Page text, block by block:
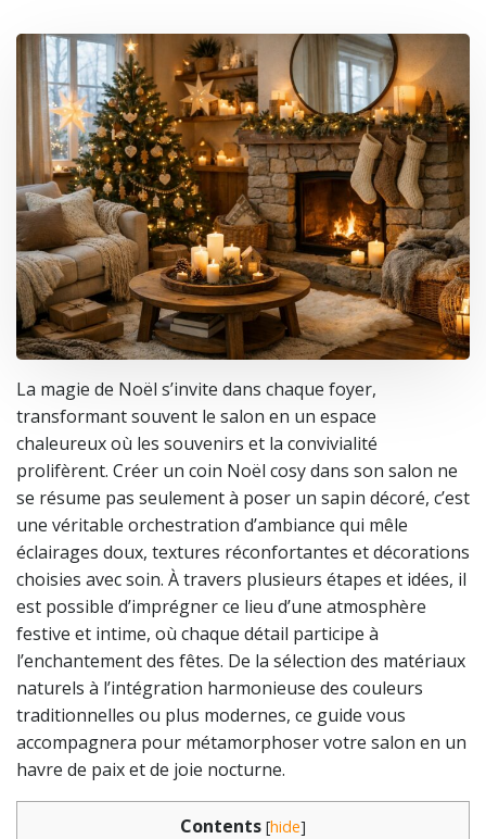
La magie de Noël s’invite dans chaque foyer,
transformant souvent le salon en un espace
chaleureux où les souvenirs et la convivialité
prolifèrent. Créer un coin Noël cosy dans son salon ne
se résume pas seulement à poser un sapin décoré, c’est
une véritable orchestration d’ambiance qui mêle
éclairages doux, textures réconfortantes et décorations
choisies avec soin. À travers plusieurs étapes et idées, il
est possible d’imprégner ce lieu d’une atmosphère
festive et intime, où chaque détail participe à
l’enchantement des fêtes. De la sélection des matériaux
naturels à l’intégration harmonieuse des couleurs
traditionnelles ou plus modernes, ce guide vous
accompagnera pour métamorphoser votre salon en un
havre de paix et de joie nocturne.
Contents [hide]